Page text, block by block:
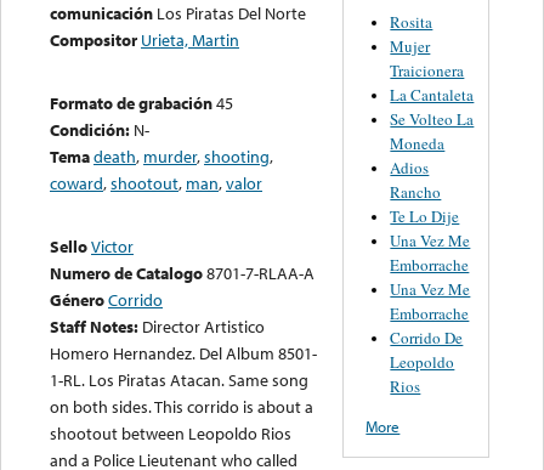
comunicación Los Piratas Del Norte
Compositor Urieta, Martin
Formato de grabación45
Condición: N-
Temadeath, murder,shooting,
coward,shootout, man,valor
SelloVictor
Numero de Catalogo8701-7-RLAA-A
GéneroCorrido
Staff Notes: Director Artistico
Homero Hernandez. Del Album 8501-
1-RL. Los Piratas Atacan. Same song
on both sides. This corrido is about a
shootout between Leopoldo Rios
and a Police Lieutenant who called
Rosita
Mujer
Traicionera
La Cantaleta
Se Volteo La
Moneda
Adios
Rancho
Te Lo Dije
Una Vez Me
Emborrache
Una Vez Me
Emborrache
Corrido De
Leopoldo
Rios
More